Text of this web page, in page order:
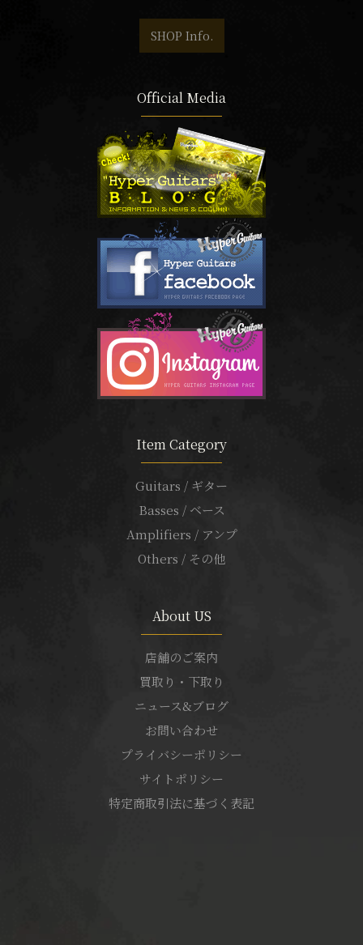
SHOP Info.
Official Media
Item Category
Guitars / ギター
Basses / ベース
Amplifiers / アンプ
Others / その他
About US
店舗のご案内
買取り・下取り
ニュース&ブログ
お問い合わせ
プライバシーポリシー
サイトポリシー
特定商取引法に基づく表記